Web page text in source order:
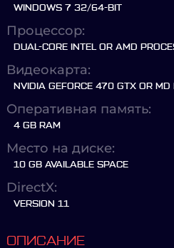
WINDOWS 7 32/64-BIT
Процессор:
DUAL-CORE INTEL OR AMD
Видеокарта:
NVIDIA GEFORCE 470 GTX OR
Оперативная память:
4 GB RAM
Место на диске:
10 GB AVAILABLE SPACE
DirectX:
VERSION 11
ОПИСАНИЕ